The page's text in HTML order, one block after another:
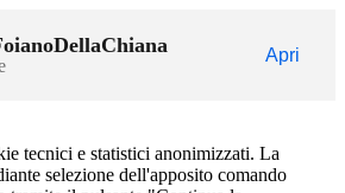
Apri
tecnici e statistici anonimizzati. La
selezione dell'apposito comando